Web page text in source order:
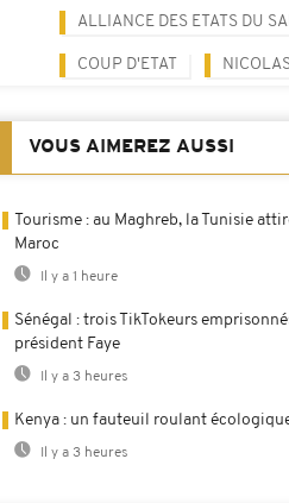
ALLIANCE DES ETATS DU
COUP D'ETAT
VOUS AIMEREZ AUSSI
Tourisme : au Maghreb, la Tunisie
Maroc
Il y a 1 heure
Sénégal : trois TikTokeurs
président Faye
Il y a 3 heures
Kenya : un fauteuil roulant
Il y a 3 heures